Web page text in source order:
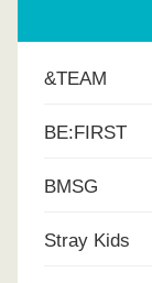
&TEAM
BE:FIRST
BMSG
Stray Kids